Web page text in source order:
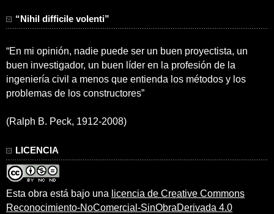
“Nihil difficile volenti”
“En mi opinión, nadie puede ser un buen proyectista, un
buen investigador, un buen líder en la profesión de la
ingeniería civil a menos que entienda los métodos y los
problemas de los constructores”
(Ralph B. Peck, 1912-2008)
LICENCIA
Esta obra está bajo una licencia de Creative Commons
Reconocimiento-NoComercial-SinObraDerivada 4.0